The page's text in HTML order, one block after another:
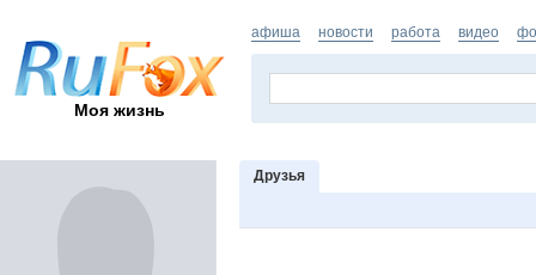
Моя жизнь
афиша новости работа видео
Друзья